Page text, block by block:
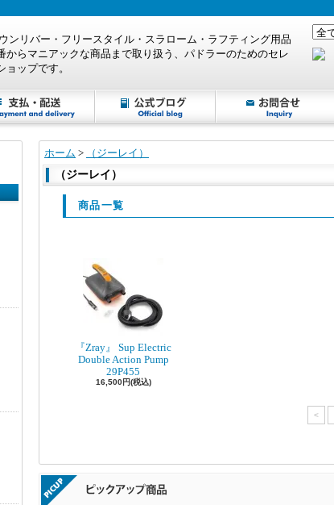
ホーム >
（ジーレイ）
（ジーレイ）
商品一覧
『Zray』 Sup Electric
Double Action Pump
29P455
16,500円(税込)
<